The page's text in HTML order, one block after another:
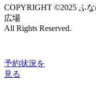
COPYRIGHT ©2025 ふ
広場
All Rights Reserved.
予約状況を
見る